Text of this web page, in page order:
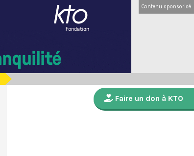
Contenu sponsorisé
Faire un don à KTO